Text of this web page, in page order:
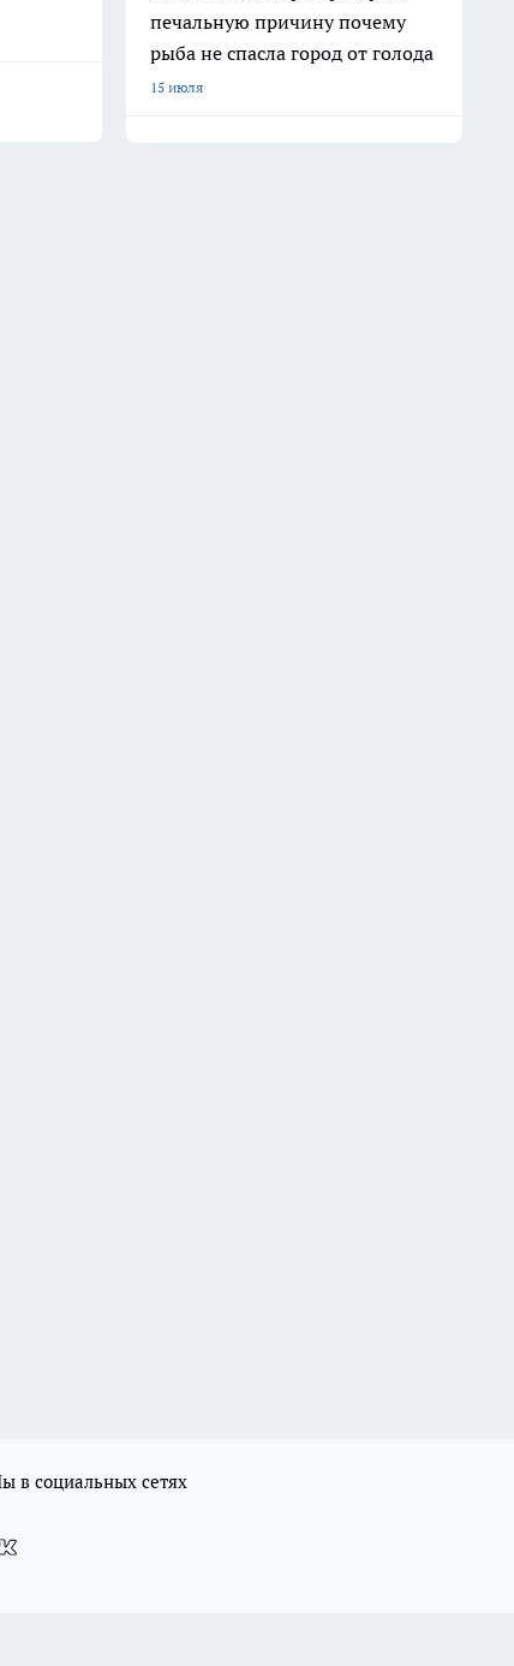
печальную причину почему
рыба не спасла город от голода
15 июля
в социальных сетях